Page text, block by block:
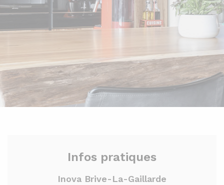
Infos pratiques
Inova Brive-La-Gaillarde